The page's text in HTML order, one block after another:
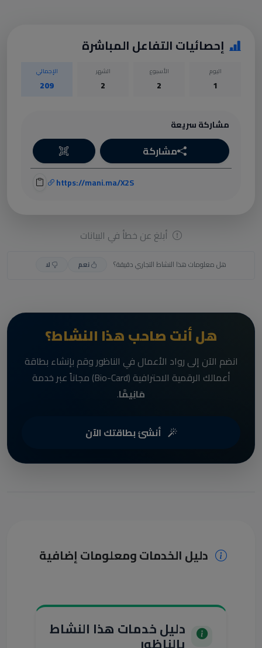
إحصائيات التفاعل المباشرة
اليوم
1
الأسبوع
2
الشهر
2
الإجمالي
209
مشاركة سريعة
مشاركة
https://mani.ma/X2S
أبلغ عن خطأ في البيانات
هل معلومات هذا النشاط التجاري دقيقة؟ نعم لا
هل أنت صاحب هذا النشاط؟
انضم الآن إلى رواد الأعمال في الناظور وقم بإنشاء بطاقة
أعمالك الرقمية الاحترافية (Bio-Card) مجاناً عبر خدمة
مَانِيمَّا.
أنشئ بطاقتك الآن
دليل الخدمات ومعلومات إضافية
دليل خدمات هذا النشاط